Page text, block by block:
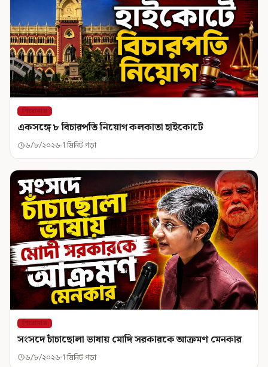
শিরোনাম
একসঙ্গে ৮ বিচারপতি নিয়োগ কলকাতা হাইকোর্টে
৬/৮/২০২৬ 1 মিনিট পড়া
শিরোনাম
সংসদে চাঁচাছোলা ভাষায় মোদি সরকারকে আক্রমণ মেনকার
৬/৮/২০২৬ 1 মিনিট পড়া